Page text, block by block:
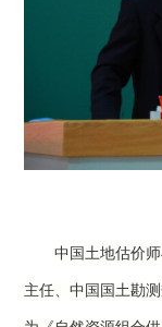
中国土地估价
主任、中国国土勘